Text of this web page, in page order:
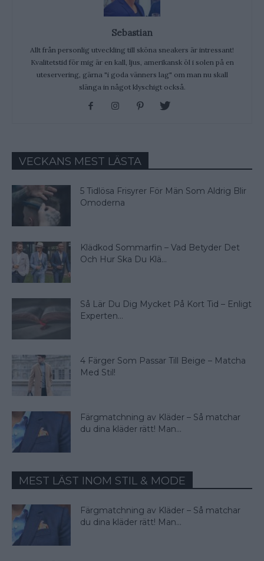
Sebastian
Allt från personlig utveckling till sköna sneakers är intressant!
Kvalitetstid för mig är en kall, ljus, amerikansk öl i solen på en
uteservering, gärna "i goda vänners lag" om man nu skall
slänga in något klyschigt också.
VECKANS MEST LÄSTA
5 Tidlösa Frisyrer För Män Som Aldrig Blir
Omoderna
Klädkod Sommarfin – Vad Betyder Det
Och Hur Ska Du Klä...
Så Lär Du Dig Mycket På Kort Tid – Enligt
Experten...
4 Färger Som Passar Till Beige – Matcha
Med Stil!
Färgmatchning av Kläder – Så matchar
du dina kläder rätt! Man...
MEST LÄST INOM STIL & MODE
Färgmatchning av Kläder – Så matchar
du dina kläder rätt! Man...